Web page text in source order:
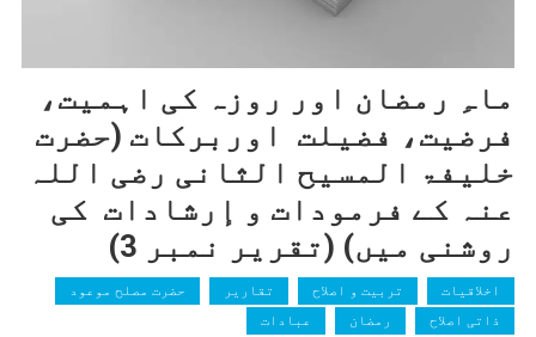
ماہِ رمضان اور روزہ کی اہمیت،
فرضیت، فضیلت اوربرکات (حضرت
خلیفۃ المسیح الثانی رضی اللہ
عنہ کے فرمودات و إرشادات کی
روشنی میں) (تقریر نمبر 3)
اخلاقیات تربیت و اصلاح تقاریر
حضرت مصلح موعود
ذاتی اصلاح
رمضان عبادات